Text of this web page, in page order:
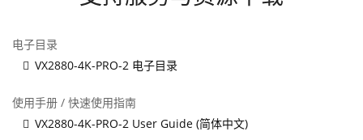
电子目录
VX2880-4K-PRO-2 电子目录
使用手册 / 快速使用指南
VX2880-4K-PRO-2 User Guide (简体中文)